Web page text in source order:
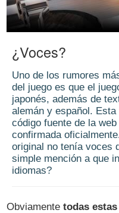
¿Voces?
Uno de los rumores
del juego es que el
japonés, además de
alemán y español.
código fuente de la
confirmada
original no tenía voces
simple mención a que
idiomas?
Obviamentetodas